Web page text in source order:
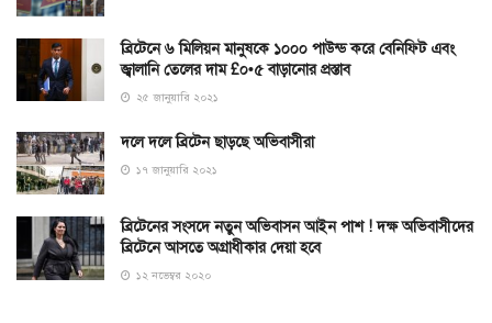
ব্রিটেনে ৬ মিলিয়ন মানুষকে ১০০০ পাউন্ড করে বেনিফিট এবং
জ্বালানি তেলের দাম £০•৫ বাড়ানোর প্রস্তাব
২৫ জানুয়ারি ২০২১
দলে দলে ব্রিটেন ছাড়ছে অভিবাসীরা
১৭ জানুয়ারি ২০২১
ব্রিটেনের সংসদে নতুন অভিবাসন আইন পাশ ! দক্ষ অভিবাসীদের
ব্রিটেনে আসতে অগ্রাধীকার দেয়া হবে
১২ নভেম্বর ২০২০